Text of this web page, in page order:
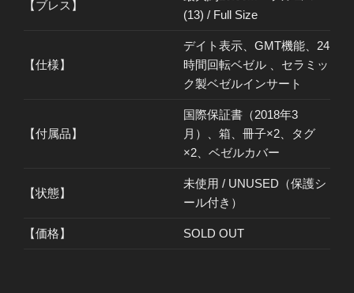
【ブレス】
(13) / Full Size
【仕様】
デイト表示、GMT機能、24
時間回転ベゼル 、セラミッ
ク製ベゼルインサート
【付属品】
国際保証書（2018年3
月）、箱、冊子×2、タグ
×2、ベゼルカバー
【状態】
未使用 / UNUSED（保護シ
ール付き）
【価格】 SOLD OUT